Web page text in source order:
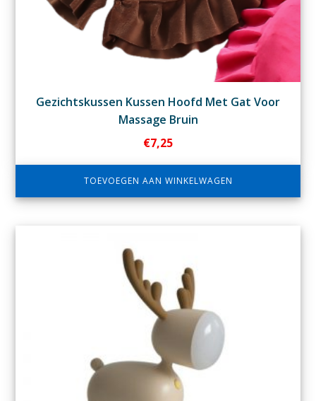
Gezichtskussen Kussen Hoofd Met Gat Voor
Massage Bruin
€7,25
TOEVOEGEN AAN WINKELWAGEN